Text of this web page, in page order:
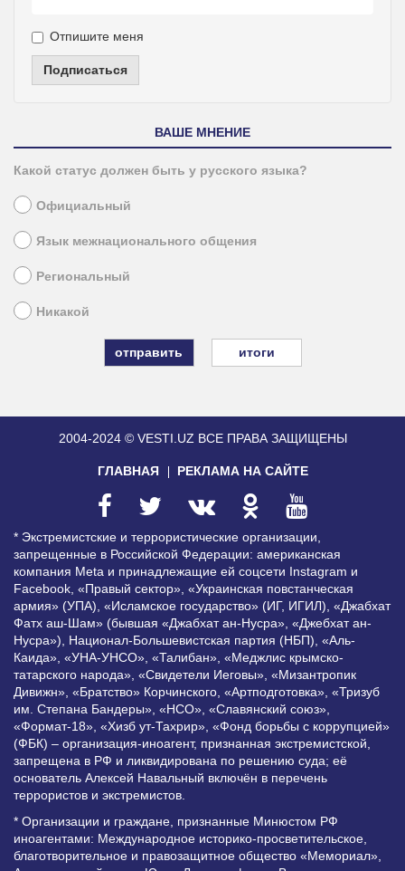
Отпишите меня
Подписаться
ВАШЕ МНЕНИЕ
Какой статус должен быть у русского языка?
Официальный
Язык межнационального общения
Региональный
Никакой
итоги
2004-2024 © VESTI.UZ ВСЕ ПРАВА ЗАЩИЩЕНЫ
ГЛАВНАЯ РЕКЛАМА НА САЙТЕ
* Экстремистские и террористические организации,
запрещенные в Российской Федерации: американская
компания Meta и принадлежащие ей соцсети Instagram и
Facebook, «Правый сектор», «Украинская повстанческая
армия» (УПА), «Исламское государство» (ИГ, ИГИЛ), «Джабхат
Фатх аш-Шам» (бывшая «Джабхат ан-Нусра», «Джебхат ан-
Нусра»), Национал-Большевистская партия (НБП), «Аль-
Каида», «УНА-УНСО», «Талибан», «Меджлис крымско-
татарского народа», «Свидетели Иеговы», «Мизантропик
Дивижн», «Братство» Корчинского, «Артподготовка», «Тризуб
им. Степана Бандеры», «НСО», «Славянский союз»,
«Формат-18», «Хизб ут-Тахрир», «Фонд борьбы с коррупцией»
(ФБК) – организация-иноагент, признанная экстремистской,
запрещена в РФ и ликвидирована по решению суда; её
основатель Алексей Навальный включён в перечень
террористов и экстремистов.
* Организации и граждане, признанные Минюстом РФ
иноагентами: Международное историко-просветительское,
благотворительное и правозащитное общество «Мемориал»,